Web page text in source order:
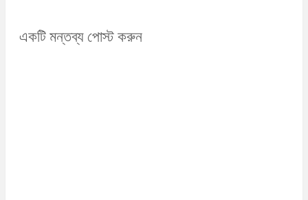
একটি মন্তব্য পোস্ট করুন